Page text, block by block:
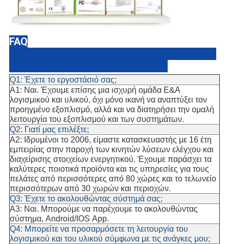
FAQ
Q1: Έχετε το εργοστάσιό σας;
Α1: Ναι. Έχουμε επίσης μια ισχυρή ομάδα Ε&Α
λογισμικού και υλικού, όχι μόνο ικανή να αναπτύξει τον
προηγμένο εξοπλισμό, αλλά και να διατηρήσει την ομαλή
λειτουργία του εξοπλισμού και των συστημάτων.
Q2: Γιατί μας επιλέξτε;
A2: Ιδρυμένοι το 2006, είμαστε κατασκευαστής με 16 έτη
εμπειρίας στην παροχή των κινητών λύσεων ελέγχου και
διαχείρισης στοιχείων ενεργητικού. Έχουμε παράσχει τα
καλύτερες ποιοτικά προϊόντα και τις υπηρεσίες για τους
πελάτες από περισσότερες από 80 χώρες και το τελωνείο
περισσότερων από 30 χωρών και περιοχών.
Q3: Έχετε το ακολουθώντας σύστημά σας;
A3: Ναι. Μπορούμε να παρέχουμε το ακολουθώντας
σύστημα, Android/IOS App.
Q4: Μπορείτε να προσαρμόσετε τη λειτουργία του
λογισμικού και του υλικού σύμφωνα με τις ανάγκες μου;